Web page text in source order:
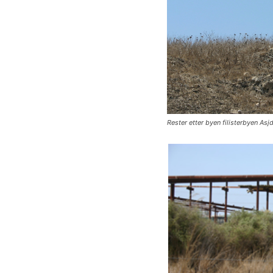
Rester etter byen filisterbyen